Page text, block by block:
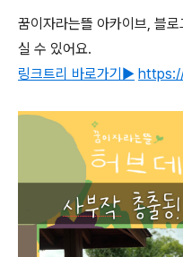
꿈이자라는뜰 아카이브, 블
실 수 있어요.
링크트리 바로가기▶︎